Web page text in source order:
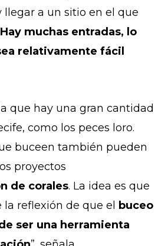
llegar a un sitio en el que
Hay muchas entradas, lo
relativamente fácil
que hay una gran cantidad
como los peces loro.
buceen también pueden
proyectos
de corales. La idea es que
la reflexión de que el
buceo
ser una herramienta